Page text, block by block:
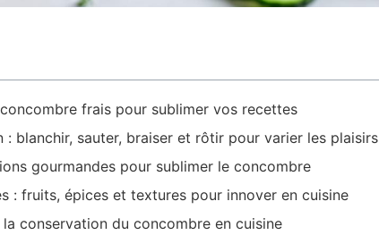
frais pour sublimer vos recettes
: blanchir, sauter, braiser et rôtir pour varier les plaisirs
gourmandes pour sublimer le concombre
: fruits, épices et textures pour innover en cuisine
conservation du concombre en cuisine